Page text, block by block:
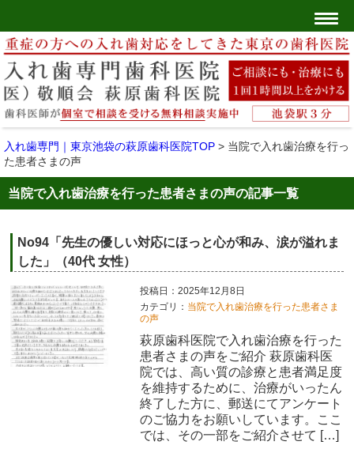
入れ歯専門｜東京池袋の萩原歯科医院TOP > 当院で入れ歯治療を行っ
た患者さまの声
当院で入れ歯治療を行った患者さまの声の記事一覧
No94「先生の優しい対応にほっと心が和み、涙が溢れま
した」（40代 女性）
投稿日：2025年12月8日
カテゴリ： 当院で入れ歯治療を行った患者さま
の声
萩原歯科医院で入れ歯治療を行った
患者さまの声をご紹介 萩原歯科医
院では、高い質の診療と患者満足度
を維持するために、治療がいったん
終了した方に、郵送にてアンケート
のご協力をお願いしています。ここ
では、その一部をご紹介させて […]